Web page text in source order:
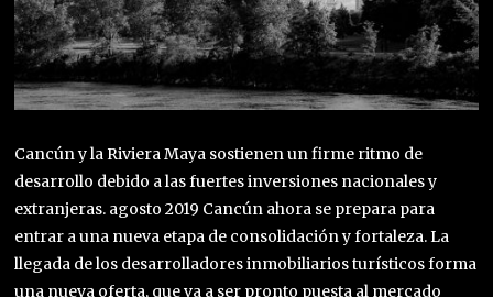
Cancún y la Riviera Maya sostienen un firme ritmo de
desarrollo debido a las fuertes inversiones nacionales y
extranjeras. agosto 2019 Cancún ahora se prepara para
entrar a una nueva etapa de consolidación y fortaleza. La
llegada de los desarrolladores inmobiliarios turísticos forma
una nueva oferta, que va a ser pronto puesta al mercado